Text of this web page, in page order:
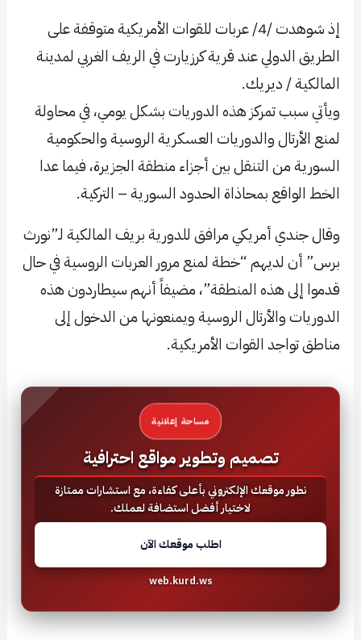
إذ شوهدت /4/ عربات للقوات الأمريكية متوقفة على
الطريق الدولي عند قرية كرزيارت في الريف الغربي لمدينة
المالكية / ديريك.
ويأتي سبب تمركز هذه الدوريات بشكل يومي، في محاولة
لمنع الأرتال والدوريات العسكرية الروسية والحكومية
السورية من التنقل بين أجزاء منطقة الجزيرة، فيما عدا
الخط الواقع بمحاذاة الحدود السورية – التركية.
وقال جندي أمريكي مرافق للدورية بريف المالكية لـ”نورث
برس” أن لديهم “خطة لمنع مرور العربات الروسية في حال
قدموا إلى هذه المنطقة”، مضيفاً أنهم سيطاردون هذه
الدوريات والأرتال الروسية ويمنعونها من الدخول إلى
مناطق تواجد القوات الأمريكية.
مساحة إعلانية
تصميم وتطوير مواقع احترافية
نطور موقعك الإلكتروني بأعلى كفاءة، مع استشارات ممتازة
لاختيار أفضل استضافة لعملك.
اطلب موقعك الآن
web.kurd.ws